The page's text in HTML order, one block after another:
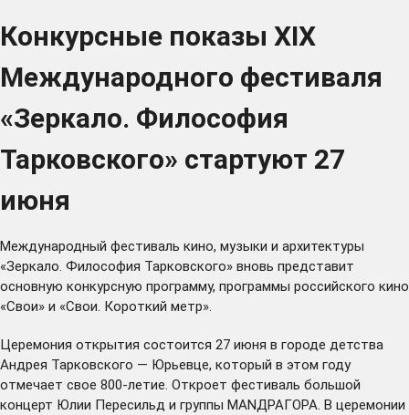
Конкурсные показы XIX
Международного фестиваля
«Зеркало. Философия
Тарковского» стартуют 27
июня
Международный фестиваль кино, музыки и архитектуры
«Зеркало. Философия Тарковского» вновь представит
основную конкурсную программу, программы российского кино
«Свои» и «Свои. Короткий метр».
Церемония открытия состоится 27 июня в городе детства
Андрея Тарковского — Юрьевце, который в этом году
отмечает свое 800-летие. Откроет фестиваль большой
концерт Юлии Пересильд и группы МАNДРАГОРА. В церемонии